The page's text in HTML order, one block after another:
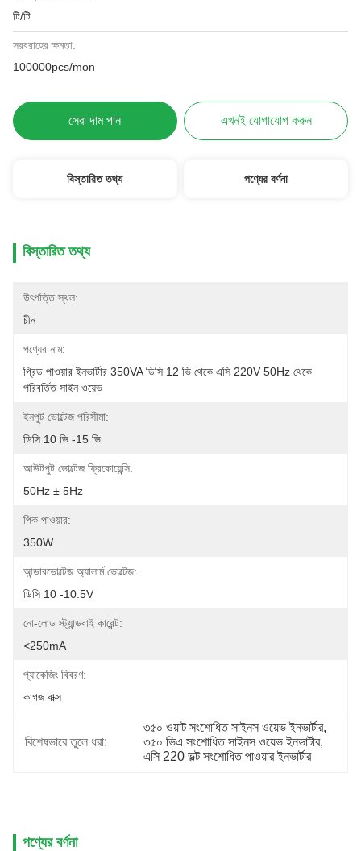
টি/টি
সরবরাহের ক্ষমতা:
100000pcs/mon
সেরা দাম পান এখনই যোগাযোগ করুন
বিস্তারিত তথ্য পণ্যের বর্ণনা
বিস্তারিত তথ্য
উৎপত্তি স্থল:
চীন
পণ্যের নাম:
গ্রিড পাওয়ার ইনভার্টার 350VA ডিসি 12 ভি থেকে এসি 220V 50Hz থেকে
পরিবর্তিত সাইন ওয়েভ
ইনপুট ভোল্টেজ পরিসীমা:
ডিসি 10 ভি -15 ভি
আউটপুট ভোল্টেজ ফ্রিকোয়েন্সি:
50Hz ± 5Hz
পিক পাওয়ার:
350W
আন্ডারভোল্টেজ অ্যালার্ম ভোল্টেজ:
ডিসি 10 -10.5V
নো-লোড স্ট্যান্ডবাই কারেন্ট:
<250mA
প্যাকেজিং বিবরণ:
কাগজ বাক্স
বিশেষভাবে তুলে ধরা:
৩৫০ ওয়াট সংশোধিত সাইনস ওয়েভ ইনভার্টার,
৩৫০ ভিএ সংশোধিত সাইনস ওয়েভ ইনভার্টার,
এসি 220 ভল্ট সংশোধিত পাওয়ার ইনভার্টার
পণ্যের বর্ণনা